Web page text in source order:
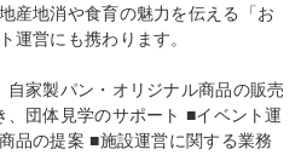
産地消や食育の魅力を伝える「お
運営にも携わります。
家製パン・オリジナル商品の販売
団体見学のサポート ■イベント運
品の提案 ■施設運営に関する業務